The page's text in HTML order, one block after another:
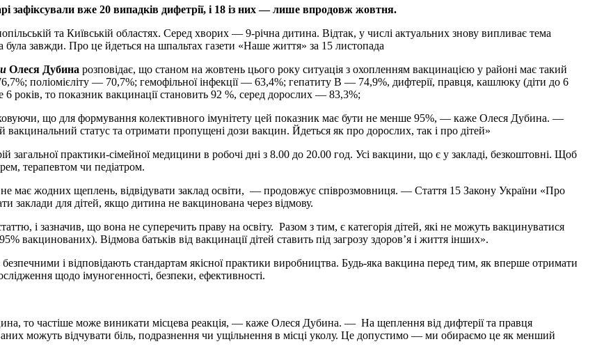
зафіксували вже 20 випадків дифетрії, і 18 із них — лише впродовж жовтня.
та Київській областях. Серед хворих — 9-річна дитина. Відтак, у числі актуальних знову випливає тема
була завжди. Про це йдеться на шпальтах газети «Наше життя» за 15 листопада
Олеся Дубина розповідає, що станом на жовтень цього року ситуація з охопленням вакцинацією у районі має такий
поліомієліту — 70,7%; гемофільної інфекції — 63,4%; гепатиту В — 74,9%, дифтерії, правця, кашлюку (діти до 6
років, то показник вакцинації становить 92 %, серед дорослих — 83,3%;
що для формування колективного імунітету цей показник має бути не менше 95%, — каже Олеся Дубина. —
вакцинальний статус та отримати пропущені дози вакцин. Йдеться як про дорослих, так і про дітей»
загальної практики-сімейної медицини в робочі дні з 8.00 до 20.00 год. Усі вакцини, що є у закладі, безкоштовні. Щоб
терапевтом чи педіатром.
має жодних щеплень, відвідувати заклад освіти, — продовжує співрозмовниця. — Стаття 15 Закону України «Про
заклади для дітей, якщо дитина не вакцинована через відмову.
і зазначив, що вона не супере­чить праву на освіту. Разом з тим, є категорія дітей, які не можуть вакцинуватися
вакцинованих). Відмова батьків від вакцинації дітей ставить під загрозу здоров’я і життя інших».
і відповідають стандартам якісної практики виробництва. Будь-яка вакцина перед тим, як вперше отримати
щодо імуногенності, безпеки, ефективності.
то частіше може виникати місцева реакція, — каже Олеся Дубина. — На щеплення від дифтерії та правця
можуть відчувати біль, подразнення чи ущільнення в місці уколу. Це допустимо — ми обираємо це як менший